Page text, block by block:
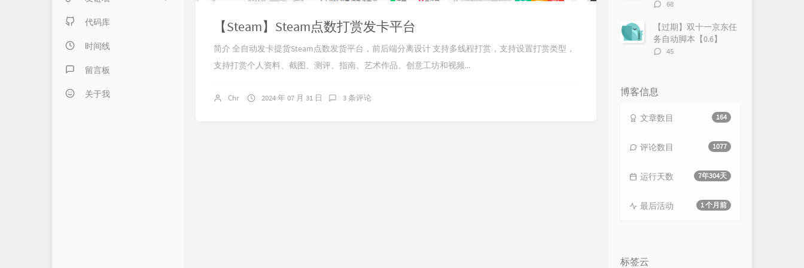
日记本子
懒得分类
内页链接 & 友链申请
FANTASY博客
伍言Blog
Albert's Blog
代码库
时间线
留言板
关于我
【Steam】Steam点数打赏发卡平台
简介 全自动发卡提货Steam点数发货平台，前后端分离设计 支持多线程打赏，支持设置打赏类型，
支持打赏个人资料、截图、测评、指南、艺术作品、创意工坊和视频...
Chr 2024 年 07 月 31 日 3 条评论
评
数：
68
【过期】双十一京东任
务自动脚本【0.6】
评
45
博客信息
164
文章数目
1077
评论数目
7年304天
运行天数
1 个月前
最后活动
标签云